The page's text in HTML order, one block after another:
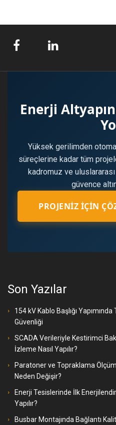
Enerji
Yüksek gerilimden
süreçlerine kadar tüm
kadromuz ve
güvence
PROJENIZ İÇIN
Son Yazılar
154 kV Kablo Başlığı
Güvenliği
SCADA Verileriyle Kestirimci
İzleme Nasıl Yapılır?
Paratoner ve Topraklama
Neden Değişir?
Enerji Tesislerinde İlk
Yapılır?
Busbar Montajında Bağlantı